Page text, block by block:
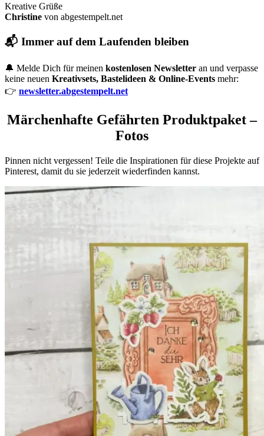
Kreative Grüße
Christine von abgestempelt.net
📬 Immer auf dem Laufenden bleiben
🔔 Melde Dich für meinen kostenlosen Newsletter an und verpasse
keine neuen Kreativsets, Bastelideen & Online-Events mehr:
👉 newsletter.abgestempelt.net
Märchenhafte Gefährten Produktpaket–
Fotos
Pinnen nicht vergessen! Teile die Inspirationen für diese Projekte auf
Pinterest, damit du sie jederzeit wiederfinden kannst.